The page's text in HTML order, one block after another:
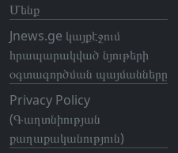
Մենք
Jnews.ge կայքէջում
հրապարակված նյութերի
օգտագործման պայմանները
Privacy Policy
(Գաղտնիության
քաղաքականություն)